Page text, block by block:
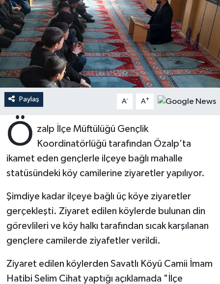
Paylaş A- A+
Ö zalp İlçe Müftülüğü Gençlik
Koordinatörlüğü tarafından Özalp’ta
ikamet eden gençlerle ilçeye bağlı mahalle
statüsündeki köy camilerine ziyaretler yapılıyor.
Şimdiye kadar ilçeye bağlı üç köye ziyaretler
gerçekleşti. Ziyaret edilen köylerde bulunan din
görevlileri ve köy halkı tarafından sıcak karşılanan
gençlere camilerde ziyafetler verildi.
Ziyaret edilen köylerden Savatlı Köyü Camii İmam
Hatibi Selim Cihat yaptığı açıklamada "İlçe
Ardahan Müftülüğü
Artvin Müftülüğü
Aydın Müftülüğü
Balıkesir Müftülüğü
Batman Müftülüğü
Bayburt Müftülüğü
Bilecik Müftülüğü
Bingöl Müftülüğü
Bitlis Müftülüğü
Bolu Müftülüğü
Kudüs
Kurban
Mukabele
Peygamberimizin Hayatı
Sahabeler
Zekat
Hutbeler
DİYANET AKADEMİ
DİYANET GENÇLİK
DİYANET RADYO/TV
Dünya
Eğitim
Kültür-Sanat
Sağlık
Makaleler